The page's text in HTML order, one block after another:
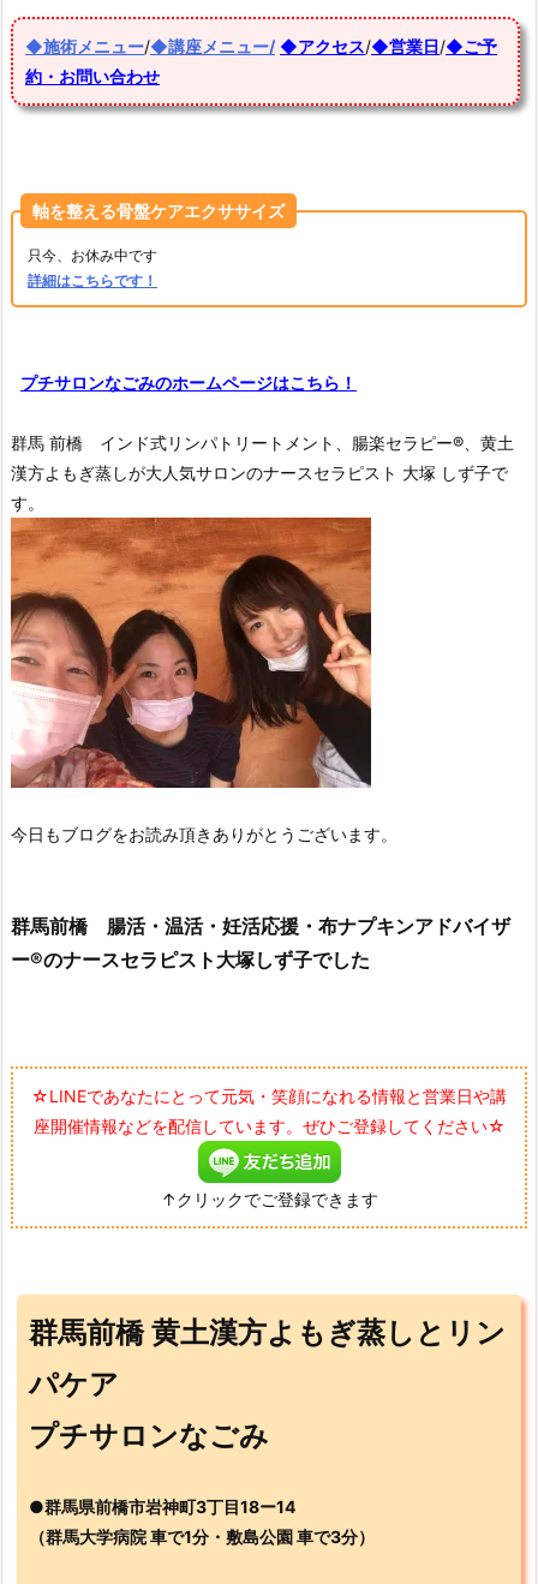
◆施術メニュー/◆講座メニュー/ ◆アクセス/◆営業日/◆ご予
約・お問い合わせ
軸を整える骨盤ケアエクササイズ
只今、お休み中です
詳細はこちらです！
プチサロンなごみのホームページはこちら！
群馬 前橋 インド式リンパトリートメント、腸楽セラピー®︎、黄土
漢方よもぎ蒸しが大人気サロンのナースセラピスト 大塚 しず子で
す。
今日もブログをお読み頂きありがとうございます。
群馬前橋 腸活・温活・妊活応援・布ナプキンアドバイザ
ー®のナースセラピスト大塚しず子でした
☆LINEであなたにとって元気・笑顔になれる情報と営業日や講
座開催情報などを配信しています。ぜひご登録してください☆
↑クリックでご登録できます
群馬前橋 黄土漢方よもぎ蒸しとリン
パケア
プチサロンなごみ
●群馬県前橋市岩神町3丁目18ー14
（群馬大学病院 車で1分・敷島公園 車で3分）